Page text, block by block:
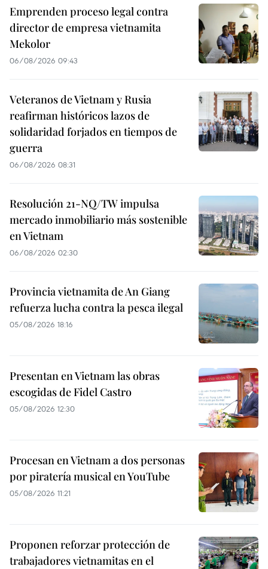
Emprenden proceso legal contra
director de empresa vietnamita
Mekolor
06/08/2026 09:43
Veteranos de Vietnam y Rusia
reafirman históricos lazos de
solidaridad forjados en tiempos de
guerra
06/08/2026 08:31
Resolución 21-NQ/TW impulsa
mercado inmobiliario más sostenible
en Vietnam
06/08/2026 02:30
Provincia vietnamita de An Giang
refuerza lucha contra la pesca ilegal
05/08/2026 18:16
Presentan en Vietnam las obras
escogidas de Fidel Castro
05/08/2026 12:30
Procesan en Vietnam a dos personas
por piratería musical en YouTube
05/08/2026 11:21
Proponen reforzar protección de
trabajadores vietnamitas en el